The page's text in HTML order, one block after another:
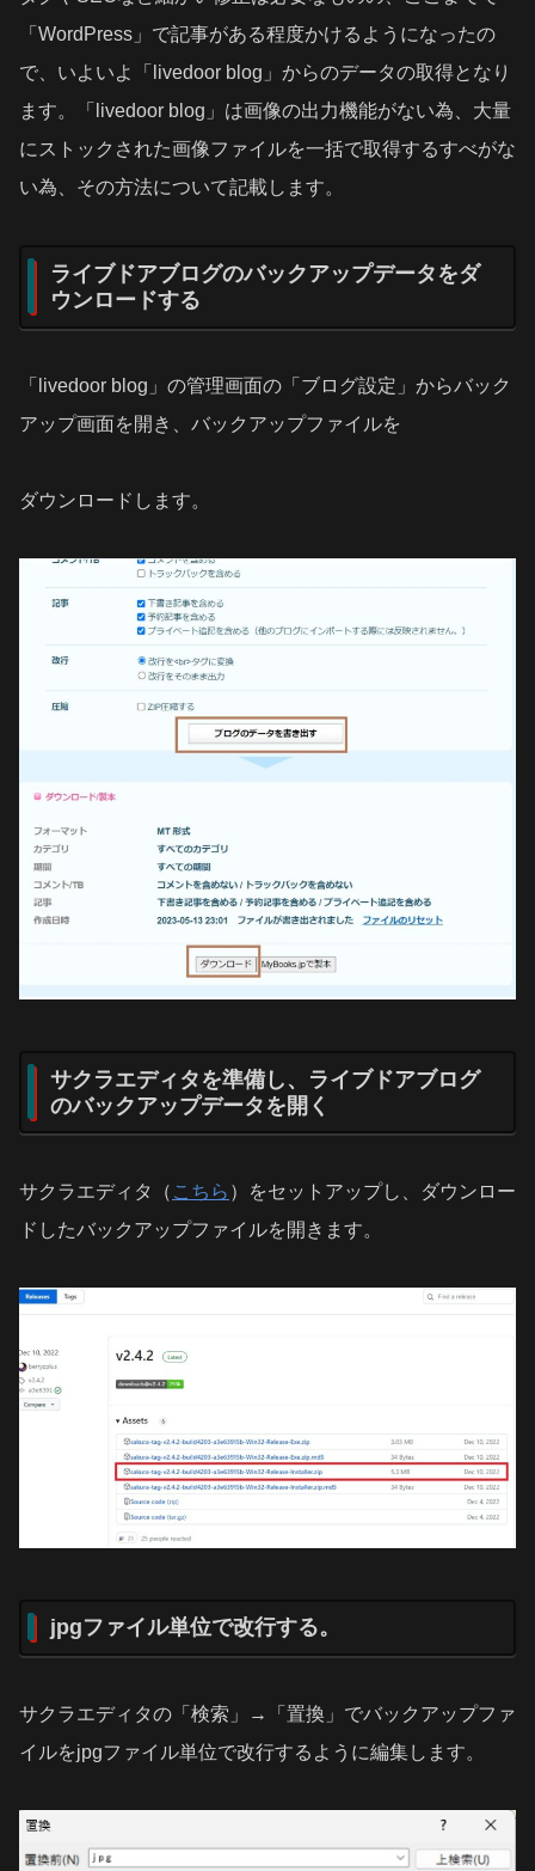
「WordPress」で記事がある程度かけるようになったの
で、いよいよ「livedoor blog」からのデータの取得となり
ます。「livedoor blog」は画像の出力機能がない為、大量
にストックされた画像ファイルを一括で取得するすべがな
い為、その方法について記載します。
ライブドアブログのバックアップデータをダ
ウンロードする
「livedoor blog」の管理画面の「ブログ設定」からバック
アップ画面を開き、バックアップファイルを
ダウンロードします。
サクラエディタを準備し、ライブドアブログ
のバックアップデータを開く
サクラエディタ（ こちら ）をセットアップし、ダウンロー
ドしたバックアップファイルを開きます。
jpgファイル単位で改行する。
サクラエディタの「検索」→「置換」でバックアップファ
イルをjpgファイル単位で改行するように編集します。